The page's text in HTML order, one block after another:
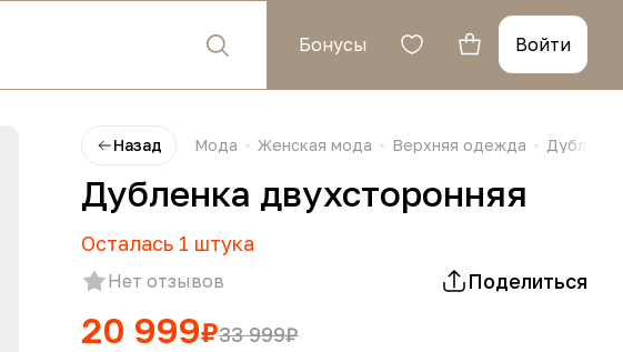
Бонусы Войти
Назад Мода Женская мода Верхняя одежда Дубленки
Дубленка двухсторонняя
Осталась 1 штука
Нет отзывов Поделиться
20 999₽33 999₽